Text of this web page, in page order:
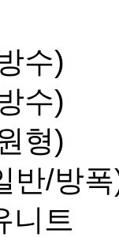
수)
수)
형)
반/방
니트